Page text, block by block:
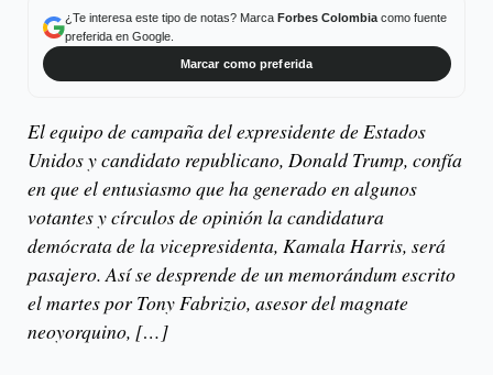
¿Te interesa este tipo de notas? Marca Forbes Colombiacomo fuente
preferida en Google.
Marcar como preferida
El equipo de campaña del expresidente de Estados
Unidos y candidato republicano, Donald Trump, confía
en que el entusiasmo que ha generado en algunos
votantes y círculos de opinión la candidatura
demócrata de la vicepresidenta, Kamala Harris, será
pasajero. Así se desprende de un memorándum escrito
el martes por Tony Fabrizio, asesor del magnate
neoyorquino, […]